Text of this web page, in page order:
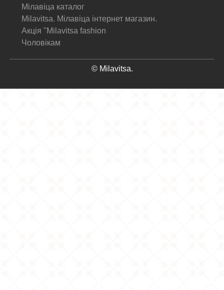
Мілавіца каталог
Milavitsa. Мілавіца інтернет магазин.
Акція "Milavitsa fashion
Чоловікам
© Milavitsa.